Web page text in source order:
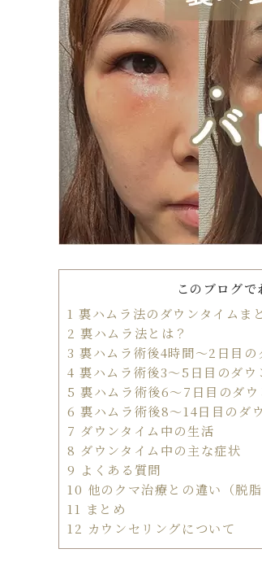
このブログで
1 裏ハムラ法のダウンタイムま
2 裏ハムラ法とは？
3 裏ハムラ術後4時間〜2日目の
4 裏ハムラ術後3〜5日目のダウ
5 裏ハムラ術後6〜7日目のダウ
6 裏ハムラ術後8〜14日目のダ
7 ダウンタイム中の生活
8 ダウンタイム中の主な症状
9 よくある質問
10 他のクマ治療との違い（脱脂
11 まとめ
12 カウンセリングについて